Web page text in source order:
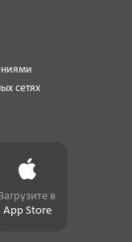
сетях
в
App Store